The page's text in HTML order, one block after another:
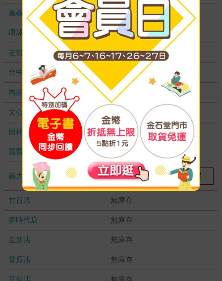
嘉義耐斯店 無庫存
環球店 無庫存
左營店 無庫存
台中秀泰店 無庫存
內湖大潤發 無庫存
文心店 無庫存
樹林店 無庫存
麗寶店 無庫存
義大店 1 我要預留
竹百店 無庫存
夢時代店 無庫存
左新店 無庫存
豐原店 無庫存